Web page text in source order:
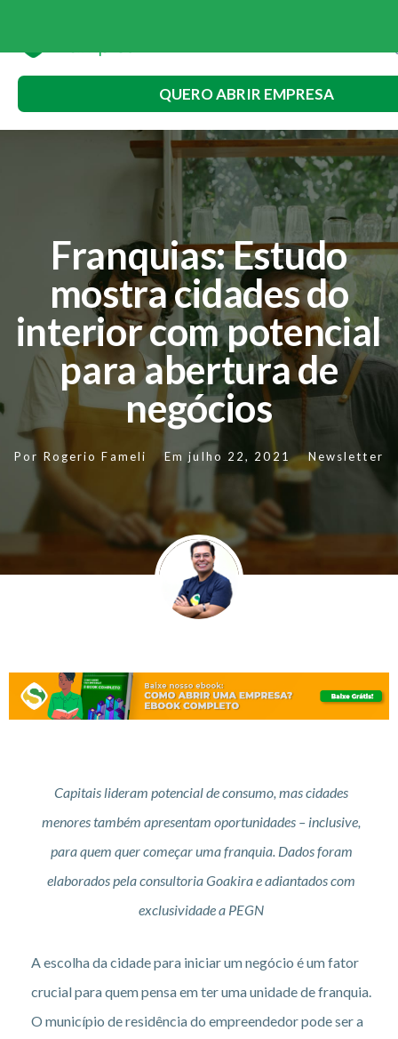
QUERO ABRIR EMPRESA
Franquias: Estudo
mostra cidades do
interior com potencial
para abertura de
negócios
Por Rogerio Fameli Em julho 22, 2021 Newsletter
Capitais lideram potencial de consumo, mas cidades
menores também apresentam oportunidades – inclusive,
para quem quer começar uma franquia. Dados foram
elaborados pela consultoria Goakira e adiantados com
exclusividade a PEGN
A escolha da cidade para iniciar um negócio é um fator
crucial para quem pensa em ter uma unidade de franquia.
O município de residência do empreendedor pode ser a